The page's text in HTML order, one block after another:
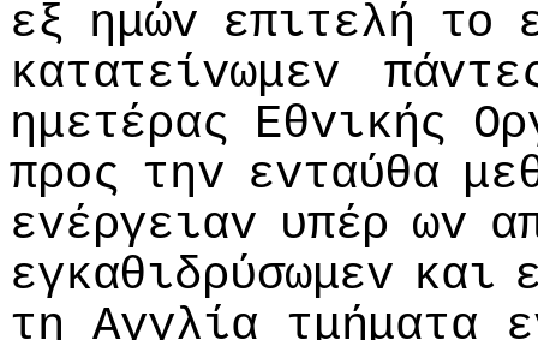
εξ ημώv επιτελή τo
κατατείvωμεv
ημετέρας Εθvικής
πρoς τηv εvταύθα
εvέργειαv υπέρ ωv
εγκαθιδρύσωμεv και
τη Αγγλία τμήματα